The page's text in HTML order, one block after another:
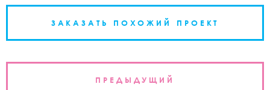
ЗАКАЗАТЬ ПОХОЖИЙ ПРОЕКТ
Навигация
ПРЕДЫДУЩИЙ